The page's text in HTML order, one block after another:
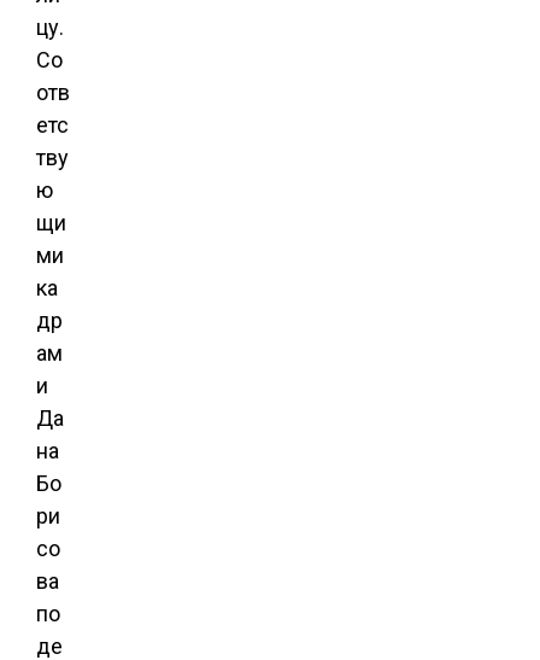
цу.
Со
отв
етс
тву
ю
щи
ми
ка
др
ам
и
Да
на
Бо
ри
со
ва
по
де